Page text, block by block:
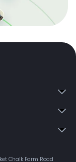
Lieferung und
Chalk Farm Road